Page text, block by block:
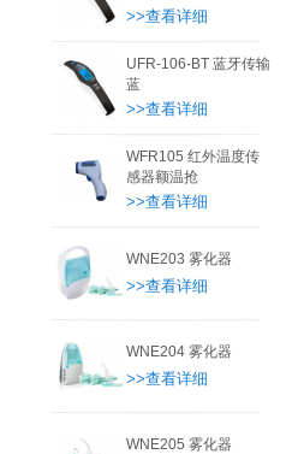
>>查看详细
UFR-106-BT 蓝牙传输
蓝
>>查看详细
WFR105 红外温度传
感器额温抢
>>查看详细
WNE203 雾化器
>>查看详细
WNE204 雾化器
>>查看详细
WNE205 雾化器